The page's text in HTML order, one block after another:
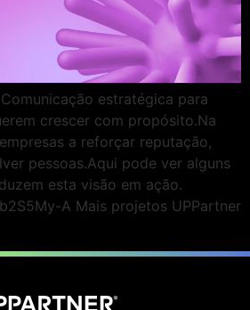
estratégica para
crescer com propósito.Na
a reforçar reputação,
pessoas.Aqui pode ver alguns
esta visão em ação.
A Mais projetos UPPartner